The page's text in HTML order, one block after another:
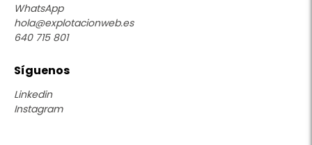
WhatsApp
hola@explotacionweb.es
640 715 801
Síguenos
Linkedin
Instagram